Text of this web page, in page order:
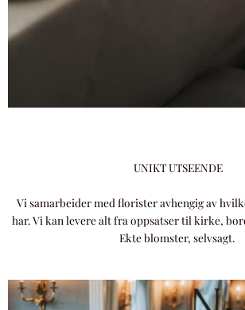
UNIKT UTSEENDE
Vi samarbeider med florister avhengig av
har. Vi kan levere alt fra oppsatser til kirke,
Ekte blomster, selvsagt.